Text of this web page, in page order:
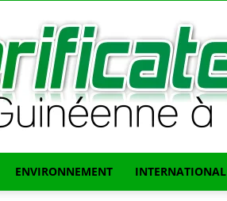
ENVIRONNEMENT INTERNATIONAL